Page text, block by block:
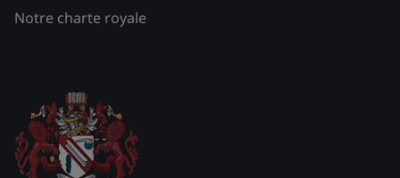
Notre charte royale